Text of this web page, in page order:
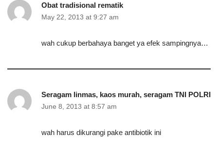
Obat tradisional rematik
May 22, 2013 at 9:27 am
wah cukup berbahaya banget ya efek sampingnya…
Seragam linmas, kaos murah, seragam TNI POLRI
June 8, 2013 at 8:57 am
wah harus dikurangi pake antibiotik ini